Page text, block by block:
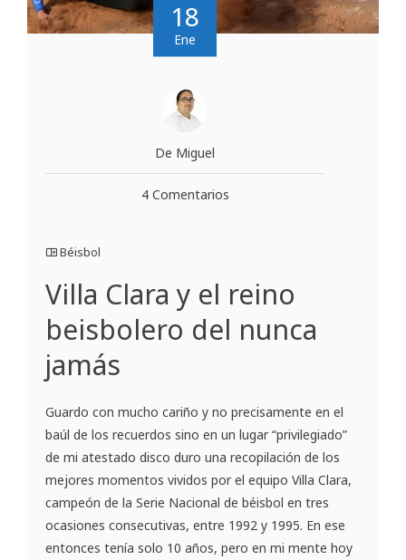
18
Ene
De Miguel
4 Comentarios
Béisbol
Villa Clara y el reino
beisbolero del nunca
jamás
Guardo con mucho cariño y no precisamente en el
baúl de los recuerdos sino en un lugar “privilegiado”
de mi atestado disco duro una recopilación de los
mejores momentos vividos por el equipo Villa Clara,
campeón de la Serie Nacional de béisbol en tres
ocasiones consecutivas, entre 1992 y 1995. En ese
entonces tenía solo 10 años, pero en mi mente hoy